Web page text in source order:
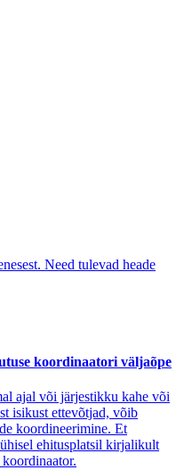
Need tulevad heade
koordinaatori väljaõpe
ajal või järjestikku kahe või
isikust ettevõtjad, võib
koordineerimine. Et
ehitusplatsil kirjalikult